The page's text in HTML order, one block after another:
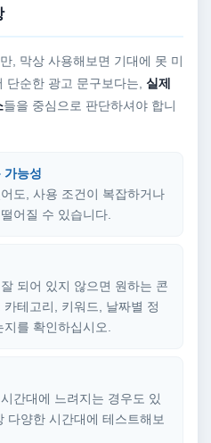
, 막상 사용해보면 기대에 못 미
단순한 광고 문구보다는, 실제
들을 중심으로 판단하셔야 합니
가능성
도, 사용 조건이 복잡하거나
어질 수 있습니다.
되어 있지 않으면 원하는 콘
테고리, 키워드, 날짜별 정
를 확인하십시오.
간대에 느려지는 경우도 있
다양한 시간대에 테스트해보